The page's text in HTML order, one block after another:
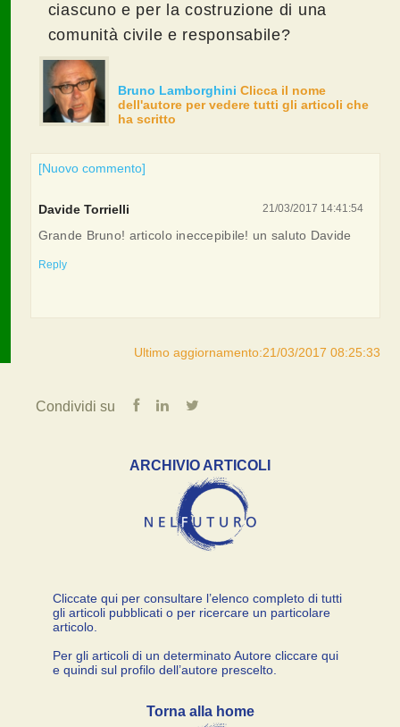
ciascuno e per la costruzione di una
comunità civile e responsabile?
Bruno Lamborghini Clicca il nome
dell'autore per vedere tutti gli articoli che
ha scritto
[Nuovo commento]
21/03/2017 14:41:54
Davide Torrielli
Grande Bruno! articolo ineccepibile! un saluto Davide
Reply
Ultimo aggiornamento:21/03/2017 08:25:33
Condividi su
ARCHIVIO ARTICOLI
Cliccate qui per consultare l’elenco completo di tutti
gli articoli pubblicati o per ricercare un particolare
articolo.
Per gli articoli di un determinato Autore cliccare qui
e quindi sul profilo dell’autore prescelto.
Torna alla home